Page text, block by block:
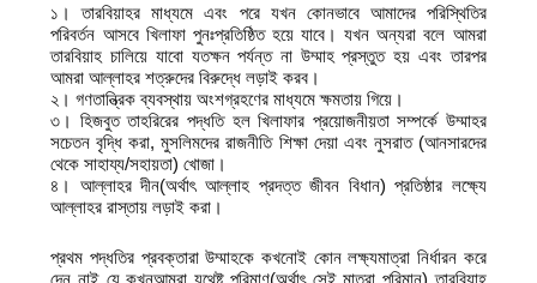
১। তারবিয়াহর মাধ্যমে এবং পরে যখন কোনভাবে আমাদের পরিস্থিতির
পরিবর্তন আসবে খিলাফা পুনঃপ্রতিষ্ঠিত হয়ে যাবে। যখন অন্যরা বলে আমরা
তারবিয়াহ চালিয়ে যাবো যতক্ষন পর্যন্ত না উম্মাহ প্রস্তুত হয় এবং তারপর
আমরা আল্লাহর শত্রুদের বিরুদ্ধে লড়াই করব।
২। গণতান্ত্রিক ব্যবস্থায় অংশগ্রহণের মাধ্যমে ক্ষমতায় গিয়ে।
৩। হিজবুত তাহরিরের পদ্ধতি হল খিলাফার প্রয়োজনীয়তা সম্পর্কে উম্মাহর
সচেতন বৃদ্ধি করা, মুসলিমদের রাজনীতি শিক্ষা দেয়া এবং নুসরাত (আনসারদের
থেকে সাহায্য/সহায়তা) খোজা।
৪। আল্লাহর দীন(অর্থাৎ আল্লাহ প্রদত্ত জীবন বিধান) প্রতিষ্ঠার লক্ষ্যে
আল্লাহর রাস্তায় লড়াই করা।
প্রথম পদ্ধতির প্রবক্তারা উম্মাহকে কখনোই কোন লক্ষ্যমাত্রা নির্ধারন করে
দেন নাই যে কখনআমরা যথেষ্ট পরিমাণ(অর্থাৎ সেই মাত্রা পরিমান) তারবিয়াহ